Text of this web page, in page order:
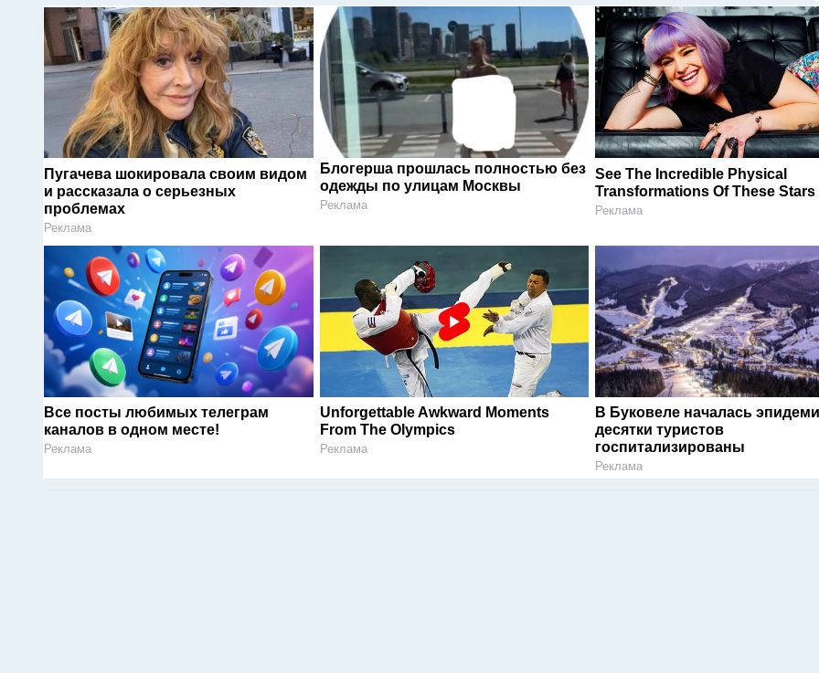
Пугачева шокировала своим видом
и рассказала о серьезных
проблемах
Реклама
Блогерша прошлась полностью без
одежды по улицам Москвы
Реклама
See The Incredible Physical
Transformations Of These Stars
Реклама
Все посты любимых телеграм
каналов в одном месте!
Реклама
Unforgettable Awkward Moments
From The Olympics
Реклама
В Буковеле началась
десятки туристов
госпитализированы
Реклама